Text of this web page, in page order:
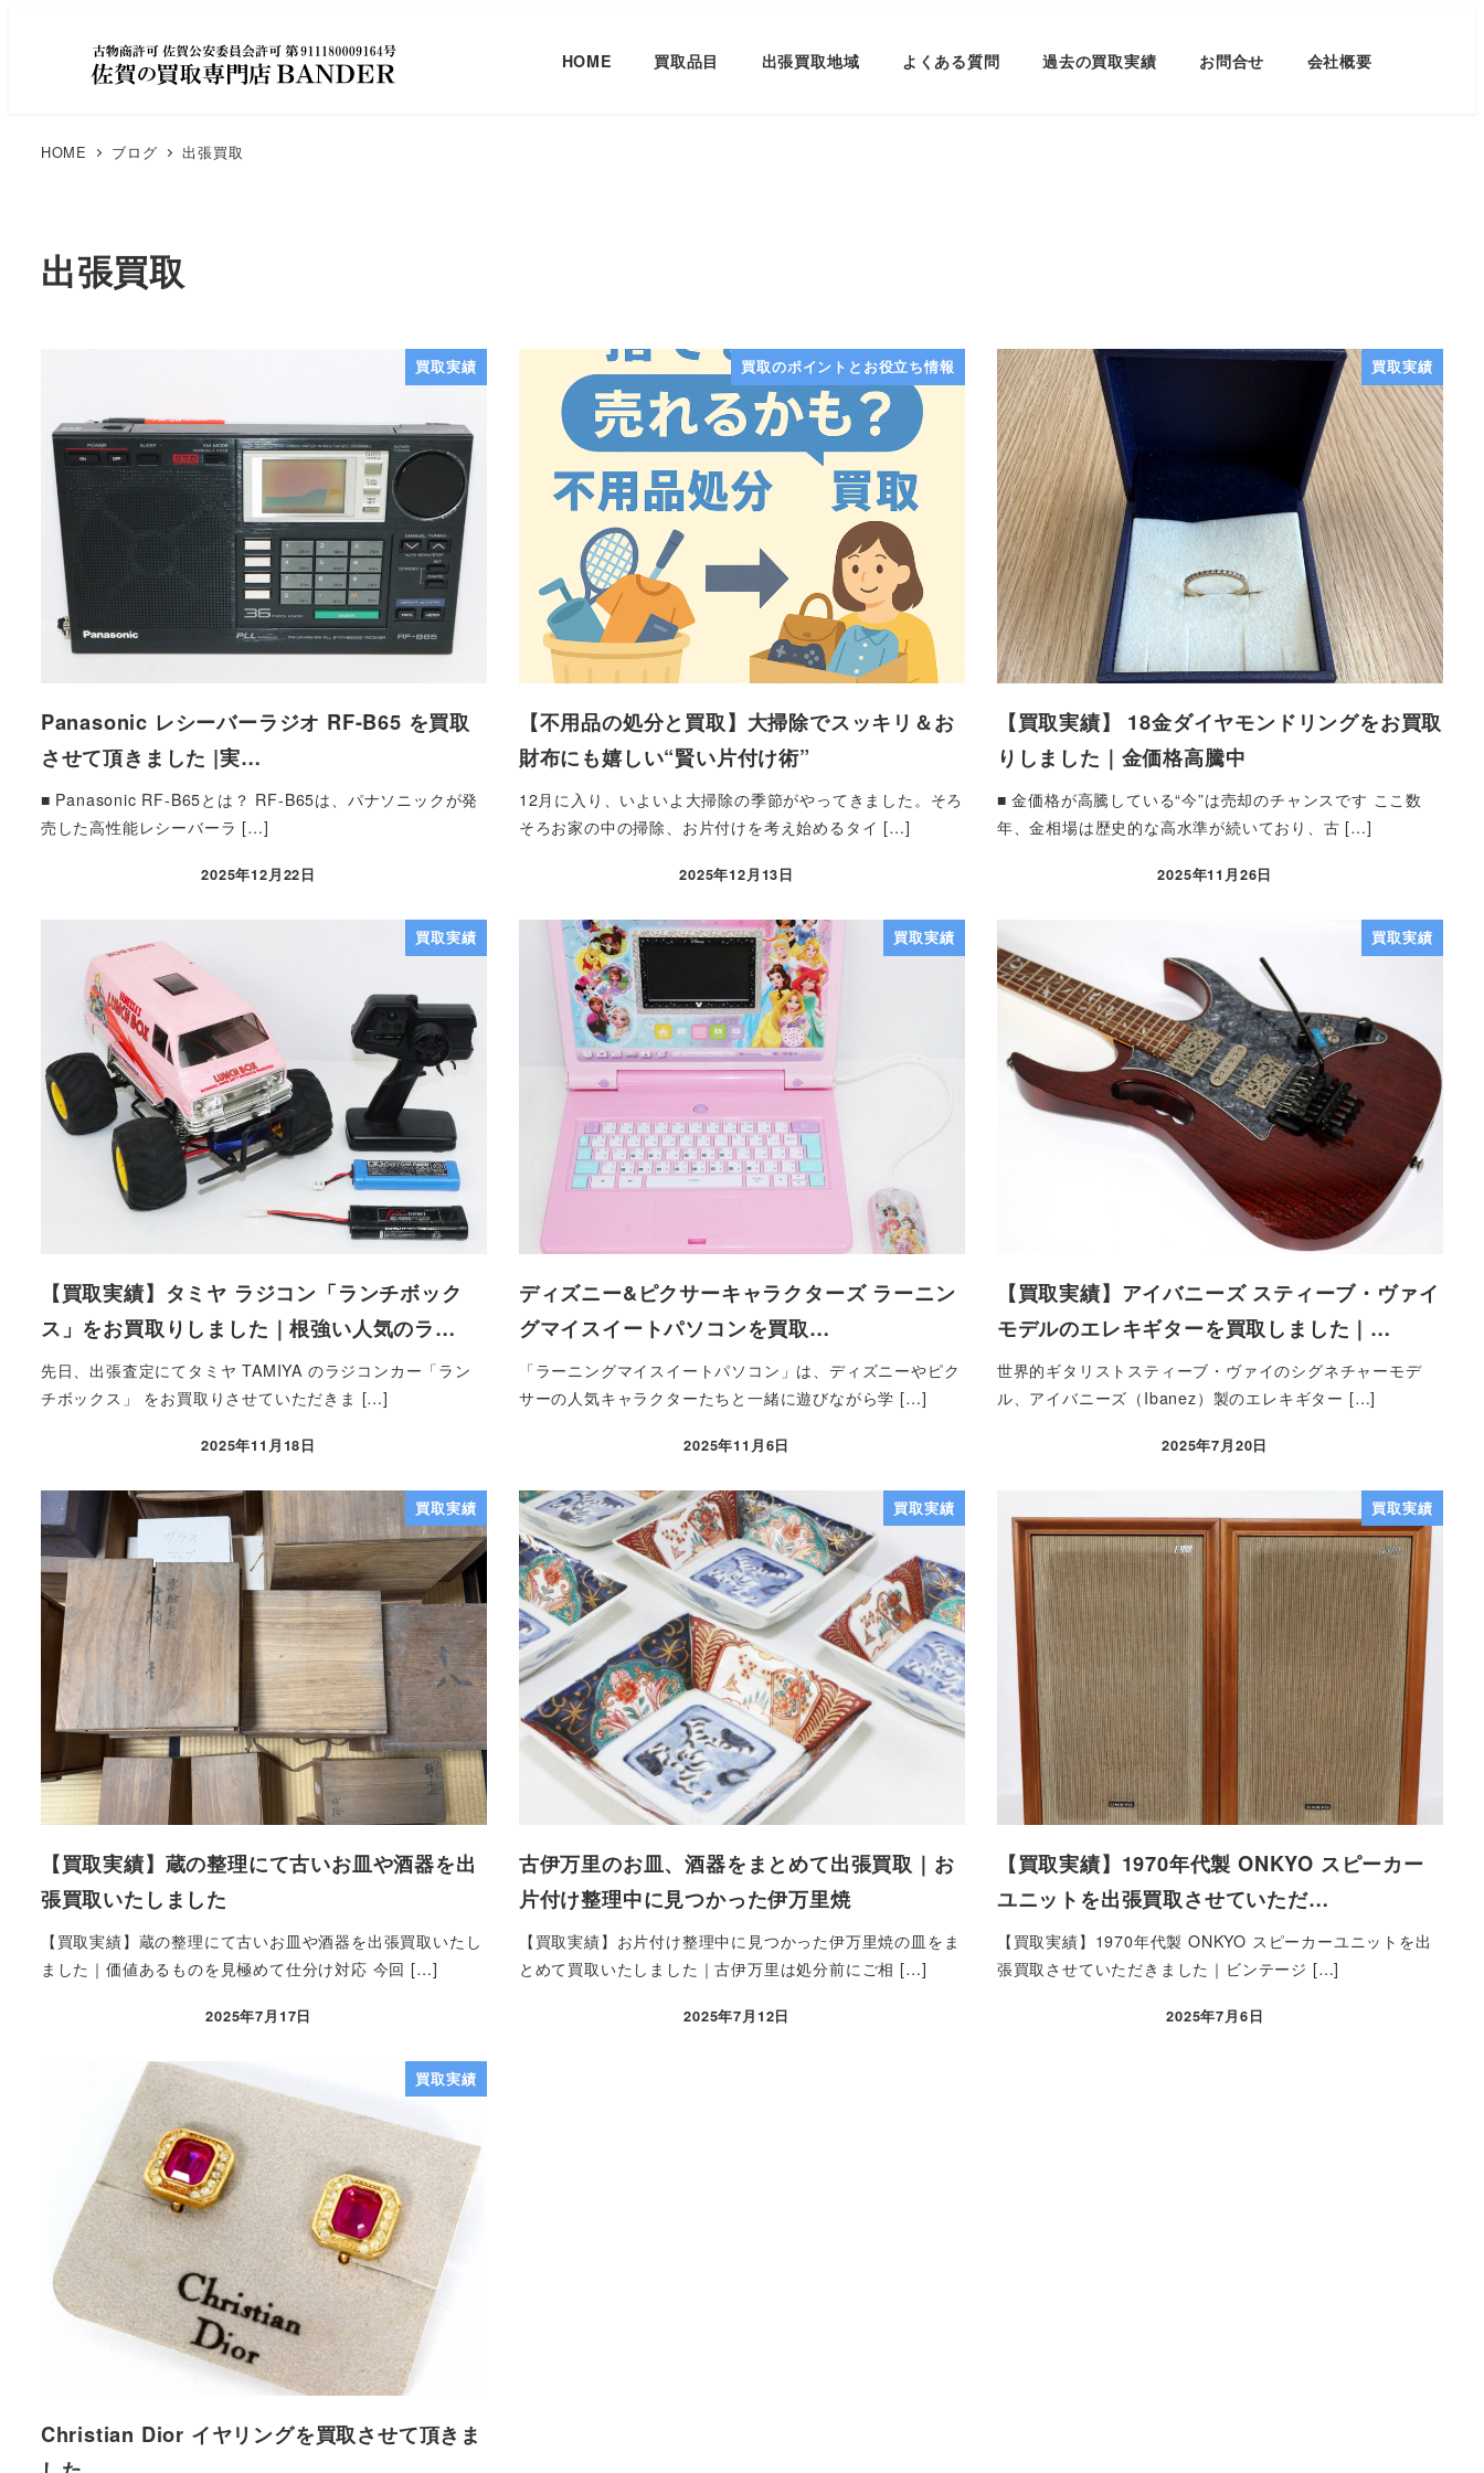
HOME 買取品目 出張買取地域 よくある質問 過去の買取実績 お問合せ 会社概要
HOME ブログ 出張買取
出張買取
買取実績
Panasonic レシーバーラジオ RF-B65 を買取
させて頂きました |実…
■ Panasonic RF-B65とは？ RF-B65は、パナソニックが発
売した高性能レシーバーラ […]
2025年12月22日
買取のポイントとお役立ち情報
【不用品の処分と買取】大掃除でスッキリ＆お
財布にも嬉しい“賢い片付け術”
12月に入り、いよいよ大掃除の季節がやってきました。そろ
そろお家の中の掃除、お片付けを考え始めるタイ […]
2025年12月13日
買取実績
【買取実績】 18金ダイヤモンドリングをお買取
りしました｜金価格高騰中
■ 金価格が高騰している“今”は売却のチャンスです ここ数
年、金相場は歴史的な高水準が続いており、古 […]
2025年11月26日
買取実績
【買取実績】タミヤ ラジコン「ランチボック
ス」をお買取りしました｜根強い人気のラ…
先日、出張査定にてタミヤ TAMIYA のラジコンカー「ラン
チボックス」 をお買取りさせていただきま […]
2025年11月18日
買取実績
ディズニー&ピクサーキャラクターズ ラーニン
グマイスイートパソコンを買取…
「ラーニングマイスイートパソコン」は、ディズニーやピク
サーの人気キャラクターたちと一緒に遊びながら学 […]
2025年11月6日
買取実績
【買取実績】アイバニーズ スティーブ・ヴァイ
モデルのエレキギターを買取しました｜…
世界的ギタリストスティーブ・ヴァイのシグネチャーモデ
ル、アイバニーズ（Ibanez）製のエレキギター […]
2025年7月20日
買取実績
【買取実績】蔵の整理にて古いお皿や酒器を出
張買取いたしました
【買取実績】蔵の整理にて古いお皿や酒器を出張買取いたし
ました｜価値あるものを見極めて仕分け対応 今回 […]
2025年7月17日
買取実績
古伊万里のお皿、酒器をまとめて出張買取｜お
片付け整理中に見つかった伊万里焼
【買取実績】お片付け整理中に見つかった伊万里焼の皿をま
とめて買取いたしました｜古伊万里は処分前にご相 […]
2025年7月12日
買取実績
【買取実績】1970年代製 ONKYO スピーカー
ユニットを出張買取させていただ…
【買取実績】1970年代製 ONKYO スピーカーユニットを出
張買取させていただきました｜ビンテージ […]
2025年7月6日
買取実績
Christian Dior イヤリングを買取させて頂きま